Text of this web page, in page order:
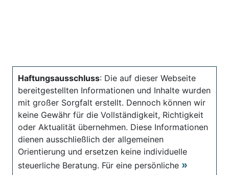
Haftungsausschluss: Die auf dieser Webseite
bereitgestellten Informationen und Inhalte wurden
mit großer Sorgfalt erstellt. Dennoch können wir
keine Gewähr für die Vollständigkeit, Richtigkeit
oder Aktualität übernehmen. Diese Informationen
dienen ausschließlich der allgemeinen
Orientierung und ersetzen keine individuelle
steuerliche Beratung. Für eine persönliche